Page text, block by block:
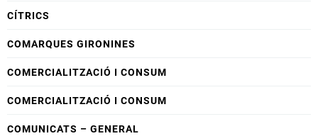
CÍTRICS
COMARQUES GIRONINES
COMERCIALITZACIÓ I CONSUM
COMERCIALITZACIÓ I CONSUM
COMUNICATS – GENERAL